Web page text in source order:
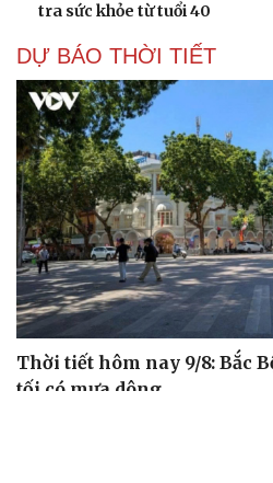
tra sức khỏe từ tuổi 40
DỰ BÁO THỜI TIẾT
Thời tiết hôm nay 9/8: Bắc
tối có mưa dông